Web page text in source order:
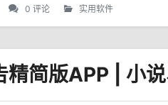
0 评论 实用软件